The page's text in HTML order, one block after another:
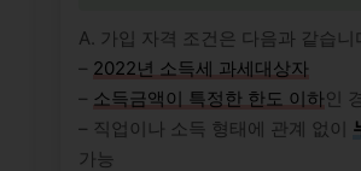
A. 가입 자격 조건은 다음과 같습니
– 2022년 소득세 과세대상자
– 소득금액이 특정한 한도 이하인
– 직업이나 소득 형태에 관계 없이
가능